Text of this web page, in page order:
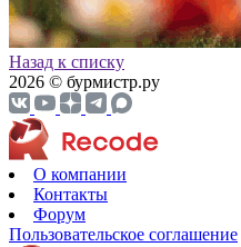
Назад к списку
2026 © бурмистр.ру
О компании
Контакты
Форум
Пользовательское соглашение